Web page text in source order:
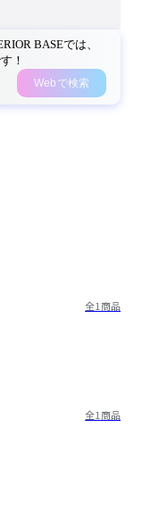
BASEでは、
！
Webで検索
全1商品
全1商品